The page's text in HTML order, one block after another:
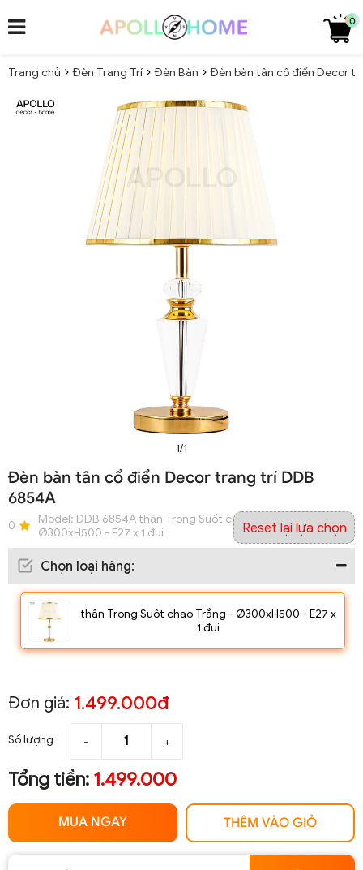
0
Trang chủ Đèn Trang Trí Đèn Bàn Đèn bàn tân cổ điển Decor
1/1
Đèn bàn tân cổ điển Decor trang trí DDB
6854A
0 Model: DDB 6854A thân Trong Suốt chao Trắng -
Ø300xH500 - E27 x 1 đui
Chọn loại hàng:
thân Trong Suốt chao Trắng - Ø300xH500 - E27 x
1 đui
Reset lại lựa chọn
Đơn giá: 1.499.000đ
Số lượng - +
Tổng tiền: 1.499.000
MUA NGAY THÊM VÀO GIỎ